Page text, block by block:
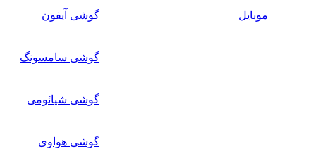
موبایل گوشی آیفون
گوشی سامسونگ
گوشی شیائومی
گوشی هواوی